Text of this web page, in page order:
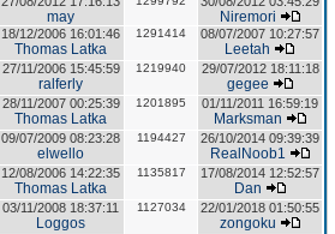
may Niremori
18/12/2006 16:01:46
Thomas Latka
1291414 08/07/2007 10:27:57
Leetah
27/11/2006 15:45:59
ralferly
1219940 29/07/2012 18:11:18
gegee
28/11/2007 00:25:39
Thomas Latka
1201895 01/11/2011 16:59:19
Marksman
09/07/2009 08:23:28
elwello
1194427 26/10/2014 09:39:39
RealNoob1
12/08/2006 14:22:35
Thomas Latka
1135817 17/08/2014 12:52:57
Dan
03/11/2008 18:37:11
Loggos
1127034 22/01/2018 01:50:55
zongoku